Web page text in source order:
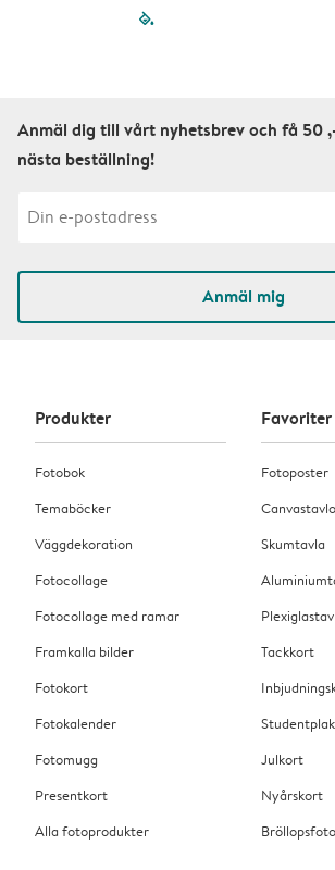
filled-
Anmäl dig till vårt nyhetsbrev och få 50
nästa beställning!
Anmäl mig
Produkter
Fotobok
Temaböcker
Väggdekoration
Fotocollage
Fotocollage med ramar
Framkalla bilder
Fotokort
Fotokalender
Fotomugg
Presentkort
Alla fotoprodukter
Favoriter
Fotoposter
Skumtavla
Tackkort
Julkort
Nyårskort